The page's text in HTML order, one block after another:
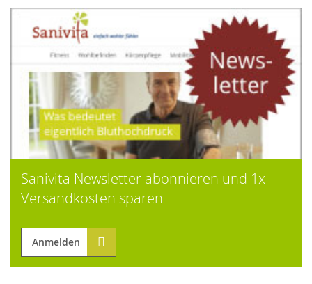
Sanivita Newsletter abonnieren und 1x
Versandkosten sparen
Anmelden